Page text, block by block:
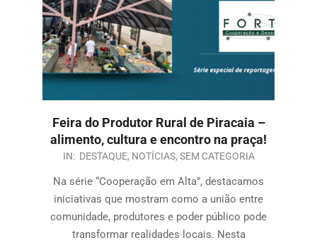
Feira do Produtor Rural de Piracaia –
alimento, cultura e encontro na praça!
IN: DESTAQUE, NOTÍCIAS, SEM CATEGORIA
Na série “Cooperação em Alta”, destacamos
iniciativas que mostram como a união entre
comunidade, produtores e poder público pode
transformar realidades locais. Nesta